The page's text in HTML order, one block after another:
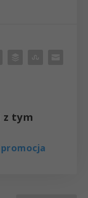
z tym
promocja